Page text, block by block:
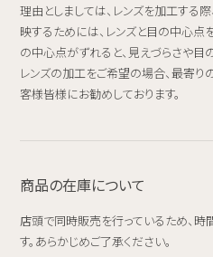
理由としましては、レンズを加工する
映するためには、レンズと目の中心点
の中心点がずれると、見えづらさや目
レンズの加工をご希望の場合、最寄り
客様皆様にお勧めしております。
商品の在庫について
店頭で同時販売を行っているため、
す。あらかじめご了承ください。